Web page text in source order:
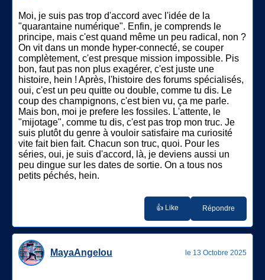
Moi, je suis pas trop d'accord avec l'idée de la
"quarantaine numérique". Enfin, je comprends le
principe, mais c'est quand même un peu radical, non ?
On vit dans un monde hyper-connecté, se couper
complètement, c'est presque mission impossible. Pis
bon, faut pas non plus exagérer, c'est juste une
histoire, hein ! Après, l'histoire des forums spécialisés,
oui, c'est un peu quitte ou double, comme tu dis. Le
coup des champignons, c'est bien vu, ça me parle.
Mais bon, moi je prefere les fossiles. L'attente, le
"mijotage", comme tu dis, c'est pas trop mon truc. Je
suis plutôt du genre à vouloir satisfaire ma curiosité
vite fait bien fait. Chacun son truc, quoi. Pour les
séries, oui, je suis d'accord, là, je deviens aussi un
peu dingue sur les dates de sortie. On a tous nos
petits péchés, hein.
👍 Like Répondre
MayaAngelou le 13 Octobre 2025